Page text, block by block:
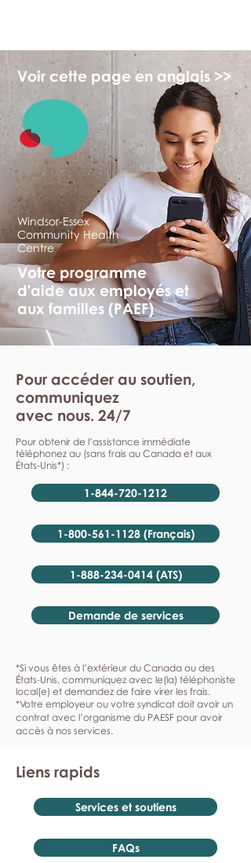
Voir cette page en anglais >>
Windsor-Essex
Community Health
Centre
Votre programme
d'aide aux employés et
aux familles (PAEF)
Pour accéder au soutien,
communiquez
avec nous. 24/7
Pour obtenir de l’assistance immédiate
téléphonez au (sans frais au Canada et aux
États-Unis*) :
1-844-720-1212
1-800-561-1128 (Français)
1-888-234-0414 (ATS)
Demande de services
*Si vous êtes à l’extérieur du Canada ou des
États-Unis, communiquez avec le(la) téléphoniste
local(e) et demandez de faire virer les frais.
*Votre employeur ou votre syndicat doit avoir un
contrat avec l’organisme du PAESF pour avoir
accès à nos services.
Liens rapids
Services et soutiens
FAQs